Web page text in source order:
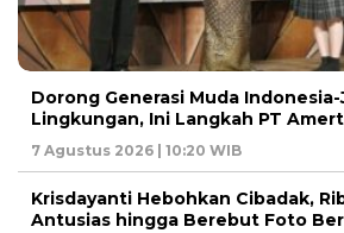
Dorong Generasi Muda
Lingkungan, Ini Langkah PT
7 Agustus 2026 | 10:20 WIB
Krisdayanti Hebohkan Cibadak,
Antusias hingga Berebut Foto